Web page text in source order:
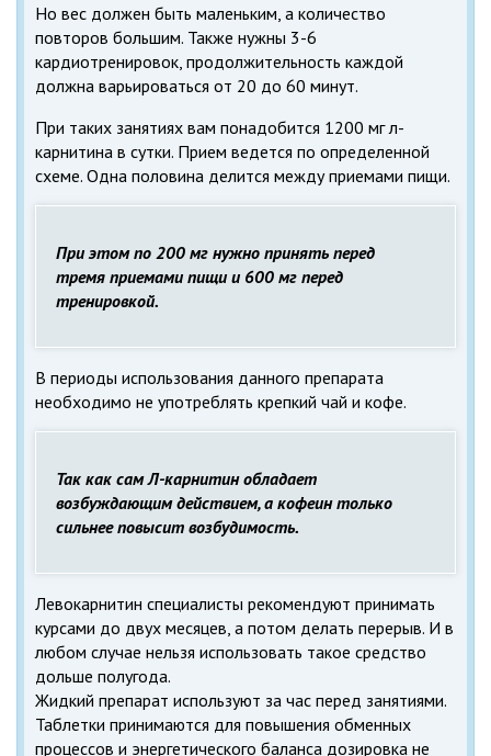
Но вес должен быть маленьким, а количество
повторов большим. Также нужны 3-6
кардиотренировок, продолжительность каждой
должна варьироваться от 20 до 60 минут.
При таких занятиях вам понадобится 1200 мг л-
карнитина в сутки. Прием ведется по определенной
схеме. Одна половина делится между приемами пищи.
При этом по 200 мг нужно принять перед
тремя приемами пищи и 600 мг перед
тренировкой.
В периоды использования данного препарата
необходимо не употреблять крепкий чай и кофе.
Так как сам Л-карнитин обладает
возбуждающим действием, а кофеин только
сильнее повысит возбудимость.
Левокарнитин специалисты рекомендуют принимать
курсами до двух месяцев, а потом делать перерыв. И в
любом случае нельзя использовать такое средство
дольше полугода.
Жидкий препарат используют за час перед занятиями.
Таблетки принимаются для повышения обменных
процессов и энергетического баланса дозировка не